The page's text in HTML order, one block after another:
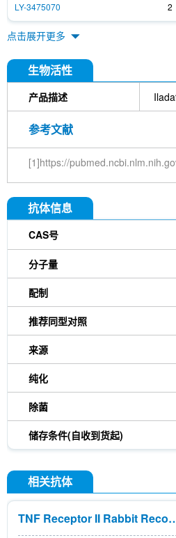
LY-3475070 2
点击展开更多
生物活性
产品描述
参考文献
[1]https://
抗体信息
CAS号
分子量
配制
推荐同型对照
来源
纯化
除菌
储存条件(自收到货起)
相关抗体
TNF Receptor II